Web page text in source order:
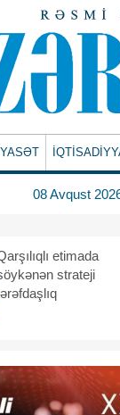
08 Avqust
etimada
strateji